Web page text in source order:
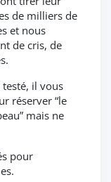
de milliers de
et nous
de cris, de
il vous
réserver “le
mais ne
pour